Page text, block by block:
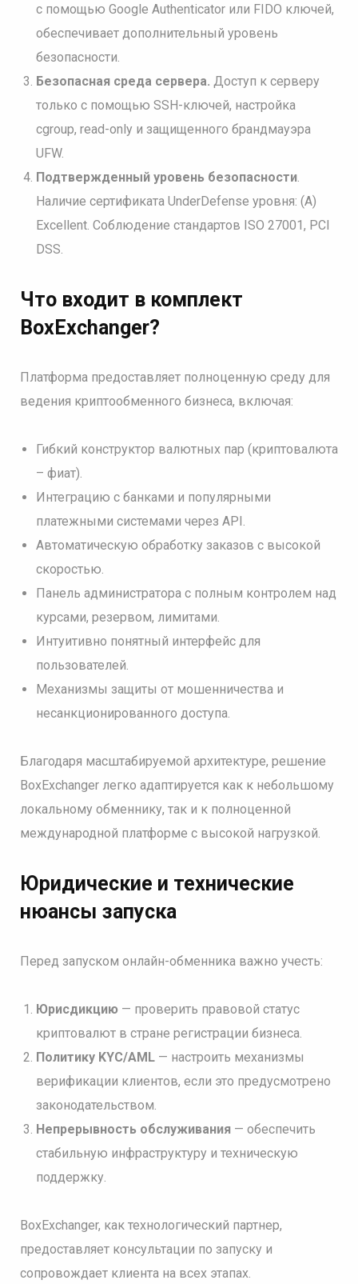
с помощью Google Authenticator или FIDO ключей,
обеспечивает дополнительный уровень
безопасности.
Безопасная среда сервера. Доступ к серверу
только с помощью SSH-ключей, настройка
cgroup, read-only и защищенного брандмауэра
UFW.
Подтвержденный уровень безопасности.
Наличие сертификата UnderDefense уровня: (A)
Excellent. Соблюдение стандартов ISO 27001, PCI
DSS.
Что входит в комплект
BoxExchanger?
Платформа предоставляет полноценную среду для
ведения криптообменного бизнеса, включая:
Гибкий конструктор валютных пар (криптовалюта
– фиат).
Интеграцию с банками и популярными
платежными системами через API.
Автоматическую обработку заказов с высокой
скоростью.
Панель администратора с полным контролем над
курсами, резервом, лимитами.
Интуитивно понятный интерфейс для
пользователей.
Механизмы защиты от мошенничества и
несанкционированного доступа.
Благодаря масштабируемой архитектуре, решение
BoxExchanger легко адаптируется как к небольшому
локальному обменнику, так и к полноценной
международной платформе с высокой нагрузкой.
Юридические и технические
нюансы запуска
Перед запуском онлайн-обменника важно учесть:
Юрисдикцию— проверить правовой статус
криптовалют в стране регистрации бизнеса.
Политику KYC/AML— настроить механизмы
верификации клиентов, если это предусмотрено
законодательством.
Непрерывность обслуживания— обеспечить
стабильную инфраструктуру и техническую
поддержку.
BoxExchanger, как технологический партнер,
предоставляет консультации по запуску и
сопровождает клиента на всех этапах.